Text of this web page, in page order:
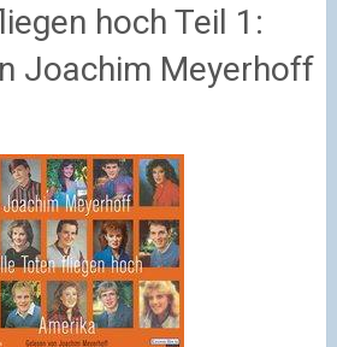
hoch Teil 1:
Joachim Meyerhoff